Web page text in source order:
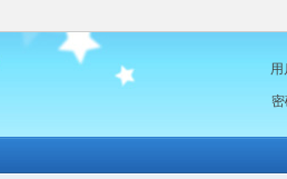
用
密